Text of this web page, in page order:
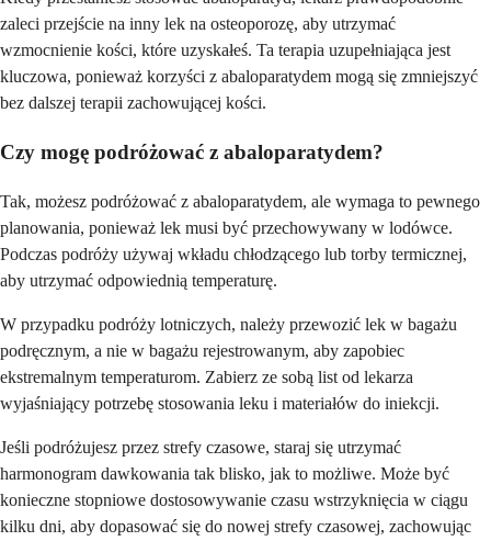
zaleci przejście na inny lek na osteoporozę, aby utrzymać
wzmocnienie kości, które uzyskałeś. Ta terapia uzupełniająca jest
kluczowa, ponieważ korzyści z abaloparatydem mogą się zmniejszyć
bez dalszej terapii zachowującej kości.
Czy mogę podróżować z abaloparatydem?
Tak, możesz podróżować z abaloparatydem, ale wymaga to pewnego
planowania, ponieważ lek musi być przechowywany w lodówce.
Podczas podróży używaj wkładu chłodzącego lub torby termicznej,
aby utrzymać odpowiednią temperaturę.
W przypadku podróży lotniczych, należy przewozić lek w bagażu
podręcznym, a nie w bagażu rejestrowanym, aby zapobiec
ekstremalnym temperaturom. Zabierz ze sobą list od lekarza
wyjaśniający potrzebę stosowania leku i materiałów do iniekcji.
Jeśli podróżujesz przez strefy czasowe, staraj się utrzymać
harmonogram dawkowania tak blisko, jak to możliwe. Może być
konieczne stopniowe dostosowywanie czasu wstrzyknięcia w ciągu
kilku dni, aby dopasować się do nowej strefy czasowej, zachowując